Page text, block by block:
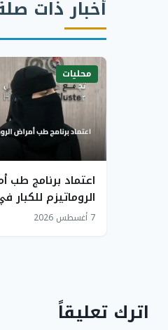
أخبار ذات
محليات
اعتماد برنامج طب
الروماتيزم للكبار
يقلل حاجة المرضى
7 أغسطس 2026
اترك تعليقاً